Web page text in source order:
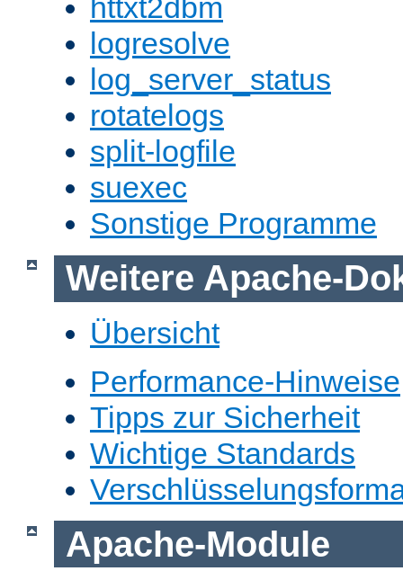
httxt2dbm
logresolve
log_server_status
rotatelogs
split-logfile
suexec
Sonstige Programme
Weitere Apache-
Übersicht
Performance-Hinweise
Tipps zur Sicherheit
Wichtige Standards
Apache-Module